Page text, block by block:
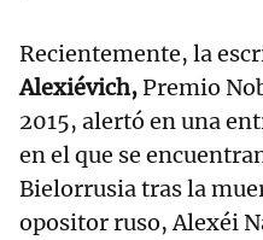
Recientemente, la
Alexiévich,Premio
2015, alertó en una
en el que se
Bielorrusia tras la
opositor ruso, Alexéi